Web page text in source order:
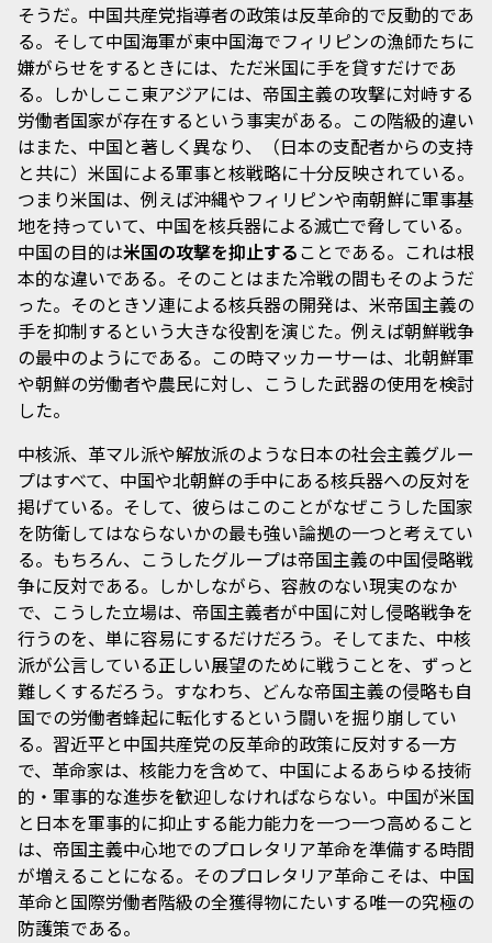
そうだ。中国共産党指導者の政策は反革命的で反動的であ
る。そして中国海軍が東中国海でフィリピンの漁師たちに
嫌がらせをするときには、ただ米国に手を貸すだけであ
る。しかしここ東アジアには、帝国主義の攻撃に対峙する
労働者国家が存在するという事実がある。この階級的違い
はまた、中国と著しく異なり、（日本の支配者からの支持
と共に）米国による軍事と核戦略に十分反映されている。
つまり米国は、例えば沖縄やフィリピンや南朝鮮に軍事基
地を持っていて、中国を核兵器による滅亡で脅している。
中国の目的は米国の攻撃を抑止することである。これは根
本的な違いである。そのことはまた冷戦の間もそのようだ
った。そのときソ連による核兵器の開発は、米帝国主義の
手を抑制するという大きな役割を演じた。例えば朝鮮戦争
の最中のようにである。この時マッカーサーは、北朝鮮軍
や朝鮮の労働者や農民に対し、こうした武器の使用を検討
した。
中核派、革マル派や解放派のような日本の社会主義グルー
プはすべて、中国や北朝鮮の手中にある核兵器への反対を
掲げている。そして、彼らはこのことがなぜこうした国家
を防衛してはならないかの最も強い論拠の一つと考えてい
る。もちろん、こうしたグループは帝国主義の中国侵略戦
争に反対である。しかしながら、容赦のない現実のなか
で、こうした立場は、帝国主義者が中国に対し侵略戦争を
行うのを、単に容易にするだけだろう。そしてまた、中核
派が公言している正しい展望のために戦うことを、ずっと
難しくするだろう。すなわち、どんな帝国主義の侵略も自
国での労働者蜂起に転化するという闘いを掘り崩してい
る。習近平と中国共産党の反革命的政策に反対する一方
で、革命家は、核能力を含めて、中国によるあらゆる技術
的・軍事的な進歩を歓迎しなければならない。中国が米国
と日本を軍事的に抑止する能力能力を一つ一つ高めること
は、帝国主義中心地でのプロレタリア革命を準備する時間
が増えることになる。そのプロレタリア革命こそは、中国
革命と国際労働者階級の全獲得物にたいする唯一の究極の
防護策である。